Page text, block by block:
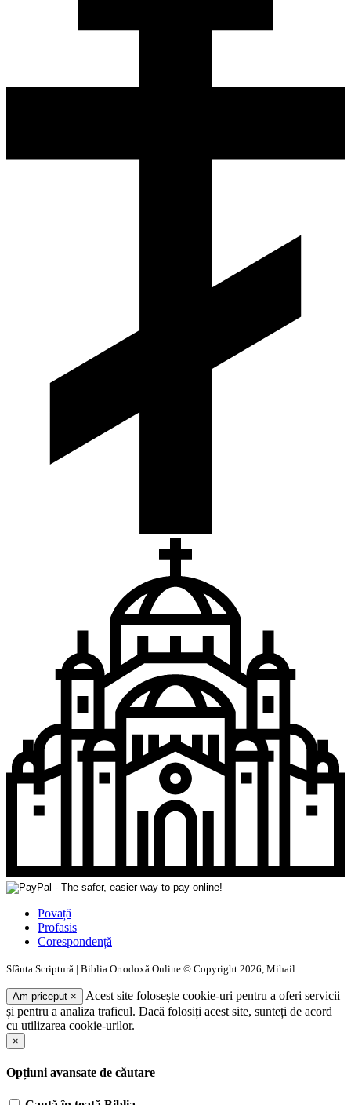
Povață
Profasis
Corespondență
Sfânta Scriptură | Biblia Ortodoxă Online © Copyright 2026, Mihail
Am priceput ×
Acest site folosește cookie-uri pentru a oferi servicii
și pentru a analiza traficul. Dacă folosiți acest site, sunteți de acord
cu utilizarea cookie-urilor.
×
Opțiuni avansate de căutare